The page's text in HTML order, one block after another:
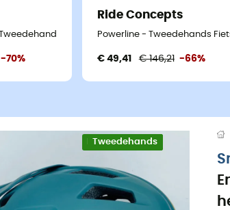
Skihelm - Wit - 52-58 cm
-70%
Ride Concepts
Powerline - Tweedehands
€ 49,41 € 146,21 -66%
Eco-ontworpen
Tweedehands